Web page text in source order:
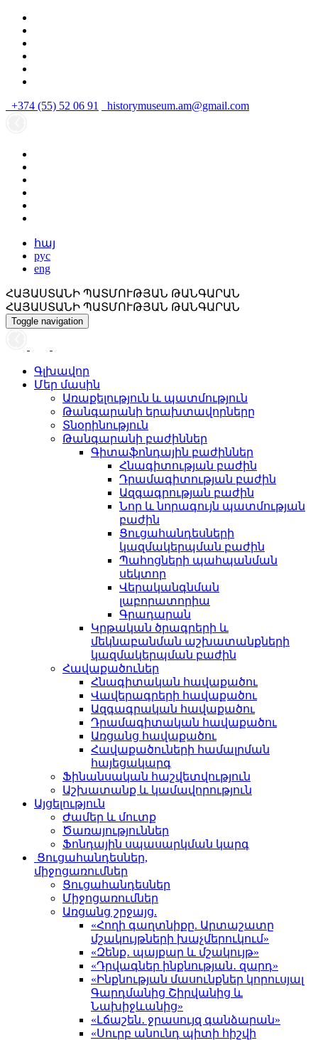
+374 (55) 52 06 91 historymuseum.am@gmail.com
հայ
рус
eng
ՀԱՅԱՍՏԱՆԻ ՊԱՏՄՈՒԹՅԱՆ ԹԱՆԳԱՐԱՆ
ՀԱՅԱՍՏԱՆԻ ՊԱՏՄՈՒԹՅԱՆ ԹԱՆԳԱՐԱՆ
Toggle navigation
Գլխավոր
Մեր մասին
Առաքելություն և պատմություն
Թանգարանի երախտավորները
Տնօրինություն
Թանգարանի բաժիններ
Գիտաֆոնդային բաժիններ
Հնագիտության բաժին
Դրամագիտության բաժին
Ազգագրության բաժին
Նոր և նորագույն պատմության
բաժին
Ցուցահանդեսների
կազմակերպման բաժին
Պահոցների պահպանման
սեկտոր
Վերականգնման
լաբորատորիա
Գրադարան
Կրթական ծրագրերի և
մեկնաբանման աշխատանքների
կազմակերպման բաժին
Հավաքածուներ
Հնագիտական հավաքածու
Վավերագրերի հավաքածու
Ազգագրական հավաքածու
Դրամագիտական հավաքածու
Առցանց հավաքածու
Հավաքածուների համալրման
հայեցակարգ
Ֆինանսական հաշվետվություն
Աշխատանք և կամավորություն
Այցելություն
Ժամեր և մուտք
Ծառայություններ
Ֆոնդային սպասարկման կարգ
Ցուցահանդեսներ,
միջոցառումներ
Ցուցահանդեսներ
Միջոցառումներ
Առցանց շրջայց.
«Հողի գաղտնիքը. Արտաշատը
մշակույթների խաչմերուկում»
«Զենք․ պայքար և մշակույթ»
«Դրվագներ ինքնության․ զարդ»
«Ինքնության մասունքներ կորուսյալ
Գարդմանից Շիրվանից և
Նախիջևանից»
«Լճաշեն․ ջրասույզ գանձարան»
«Սուրբ անունդ պիտի հիշվի